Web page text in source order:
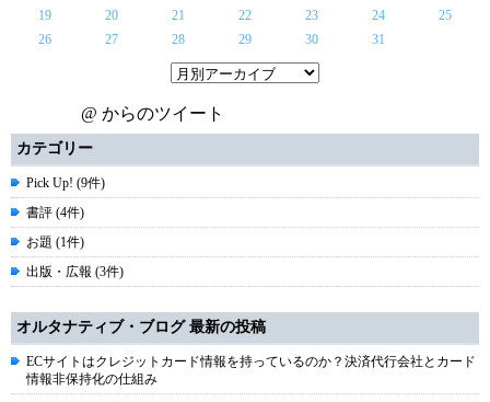
19
20 21 22 23 24
25
26
27 28 29 30 31
@ からのツイート
カテゴリー
Pick Up! (9件)
書評 (4件)
お題 (1件)
出版・広報 (3件)
オルタナティブ・ブログ 最新の投稿
ECサイトはクレジットカード情報を持っているのか？決済代行会社とカード
情報非保持化の仕組み